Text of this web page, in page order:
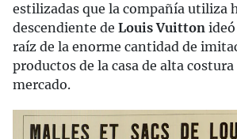
estilizadas que la compañía utiliza
descendiente de Louis Vuitton
raíz de la enorme cantidad de
productos de la casa de alta
mercado.